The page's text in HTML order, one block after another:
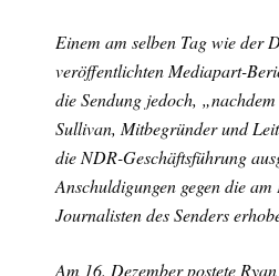
Einem am selben Tag wie der
veröffentlichten Mediapart-
die Sendung jedoch,
Sullivan, Mitbegründer und
die NDR-Geschäftsführung
Anschuldigungen gegen die
Journalisten des Senders
Am 16. Dezember postete